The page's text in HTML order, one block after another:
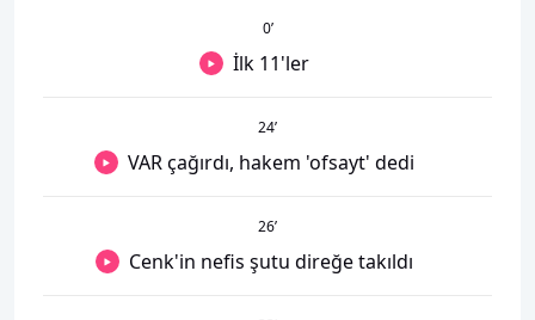
0’
İlk 11'ler
24’
VAR çağırdı, hakem 'ofsayt' dedi
26’
Cenk'in nefis şutu direğe takıldı